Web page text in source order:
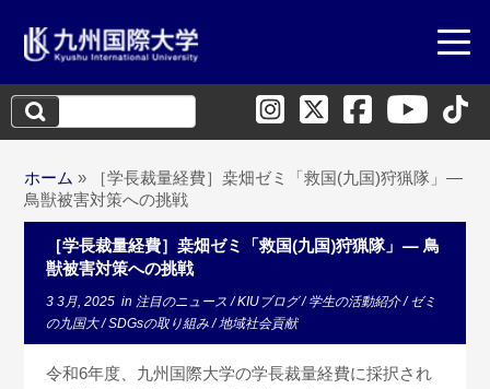
検
索:
ホーム »
［学長裁量経費］桒畑ゼミ「救国(九国)狩猟隊」—
鳥獣被害対策への挑戦
［学長裁量経費］桒畑ゼミ「救国(九国)狩猟隊」— 鳥
獣被害対策への挑戦
3 3月, 2025 in 注目のニュース/KIUブログ/学生の活動紹介/ゼミ
の九国大/SDGsの取り組み/地域社会貢献
令和6年度、九州国際大学の学長裁量経費に採択され